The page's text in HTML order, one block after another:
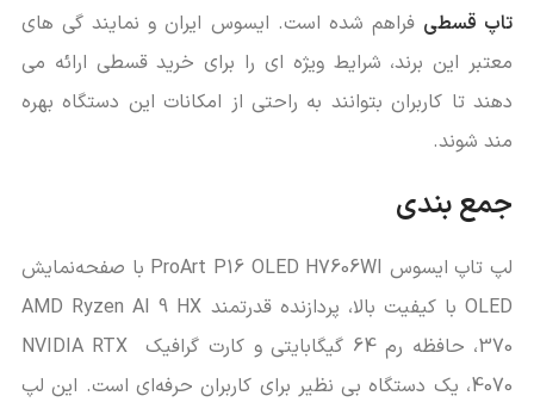
تاپ قسطی فراهم شده است. ایسوس ایران و نمایند گی‌ های
معتبر این برند، شرایط ویژه ‌ای را برای خرید قسطی ارائه می
‌دهند تا کاربران بتوانند به ‌راحتی از امکانات این دستگاه بهره‌
مند شوند.
جمع ‌بندی
لپ تاپ ایسوس ProArt P16 OLED H7606WI با صفحه‌نمایش
OLED با کیفیت بالا، پردازنده قدرتمند AMD Ryzen AI 9 HX
370، حافظه رم 64 گیگابایتی و کارت گرافیک NVIDIA RTX
4070، یک دستگاه بی ‌نظیر برای کاربران حرفه‌ای است. این لپ